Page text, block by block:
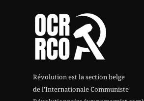
Révolution est la section belge
de l'Internationale Communiste